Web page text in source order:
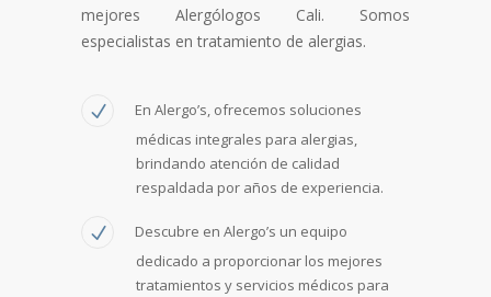
mejores Alergólogos Cali. Somos
especialistas en tratamiento de alergias.
En Alergo’s, ofrecemos soluciones
médicas integrales para alergias,
brindando atención de calidad
respaldada por años de experiencia.
Descubre en Alergo’s un equipo
dedicado a proporcionar los mejores
tratamientos y servicios médicos para